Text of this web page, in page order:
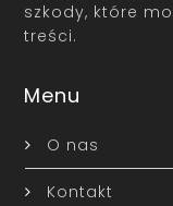
szkody, które
treści.
Menu
O nas
Kontakt